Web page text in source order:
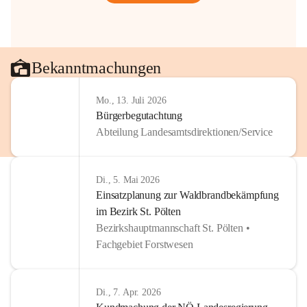
Bekanntmachungen
Mo., 13. Juli 2026
Bürgerbegutachtung
Abteilung Landesamtsdirektionen/Service
Di., 5. Mai 2026
Einsatzplanung zur Waldbrandbekämpfung
im Bezirk St. Pölten
Bezirkshauptmannschaft St. Pölten •
Fachgebiet Forstwesen
Di., 7. Apr. 2026